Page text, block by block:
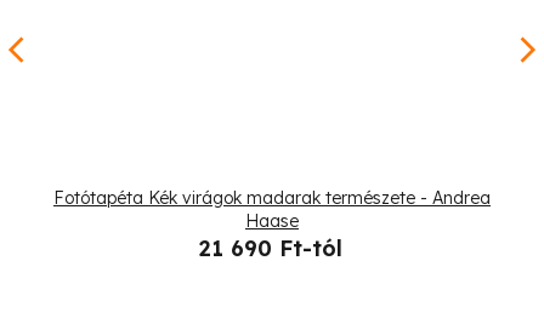
Fotótapéta Kék virágok madarak természete - Andrea
Haase
21 690 Ft-tól